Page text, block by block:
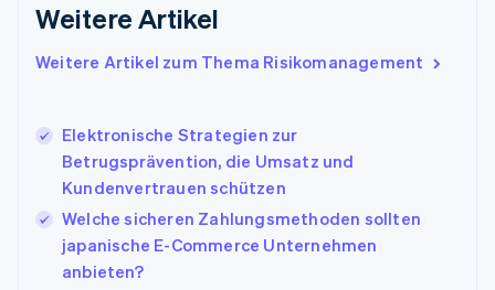
Weitere Artikel
Weitere Artikel zum Thema Risikomanagement
Elektronische Strategien zur
Betrugsprävention, die Umsatz und
Kundenvertrauen schützen
Welche sicheren Zahlungsmethoden sollten
japanische E-Commerce Unternehmen
anbieten?
English
English
Japan
日本語 English
Kanada
EnglishFrançais
Kroatien
EnglishItaliano
Lettland